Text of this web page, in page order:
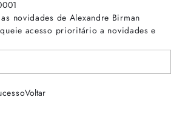
novidades de Alexandre Birman
acesso prioritário a novidades e
Voltar